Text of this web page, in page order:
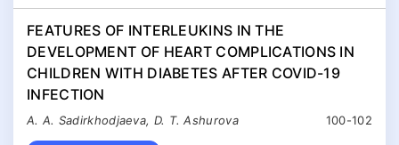
FEATURES OF INTERLEUKINS IN THE
DEVELOPMENT OF HEART COMPLICATIONS IN
CHILDREN WITH DIABETES AFTER COVID-19
INFECTION
100-102
A. A. Sadirkhodjaeva, D. T. Ashurova